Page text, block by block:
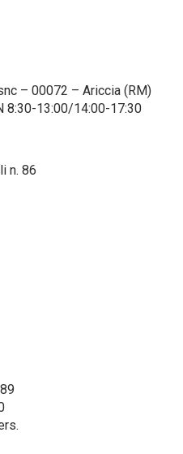
richiesta potrebbero
determinate a
le garanzie richieste
di LINCE ITALIA e
fornite da
accordo per la
si compone di tutte le
di servizio, ossia
spedire i
informazioni relative a
dalla legge. In questo
legali,
può essere realizzato
prestando
– 00072 – Ariccia (RM)
8:30-13:00/14:00-17:30
n. 86